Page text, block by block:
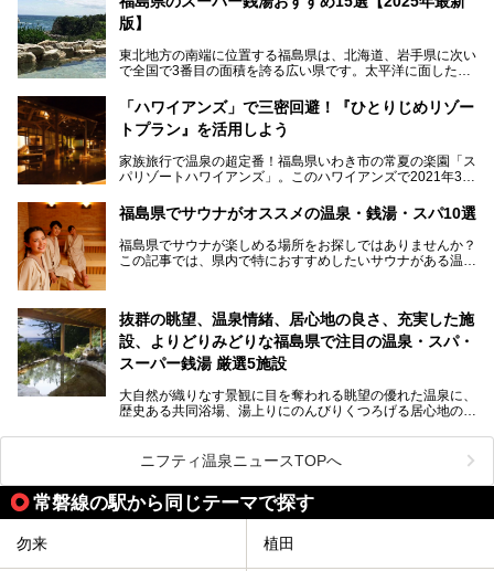
大浴場は「宙の湯」「棚雲の湯」の2つ。いずれも素晴らし
の郷土料理など夕朝食の美味しさも評判。人気のこのお宿の
過ごし方を徹底紹介いたします。
───
提供元：オリックス・ホテルマネジメント株式会社【PR】
この記事は会津東山温泉 御宿東鳳のPR記事です。
版】
東北地方の南端に位置する福島県は、北海道、岩手県に次い
で全国で3番目の面積を誇る広い県です。太平洋に面した
る「中通り」、磐梯山や猪苗代湖、五色沼、尾瀬湿原などが
ある「会津地方」まで、変化に富んだ自然を楽しめるのが魅
力です。
も良好で、首都圏からの週末旅行先としても人気の福島県。
そんな福島県でチェックしておきたい、評判のスーパー銭湯
「ハワイアンズ」で三密回避！『ひとりじめリゾー
トプラン』を活用しよう
家族旅行で温泉の超定番！福島県いわき市の常夏の楽園「ス
パリゾートハワイアンズ」。このハワイアンズで2021年3月
く温泉編」をスタートしました。
子供と一緒に安心して温泉に行きたい、そんな方にお役立ち
のこのプランをはじめとして、ハワイアンズの「ひとりじめ
リゾートプラン」の魅力をご紹介します。
福島県でサウナがオススメの温泉・銭湯・スパ10選
福島県でサウナが楽しめる場所をお探しではありませんか？
この記事では、県内で特におすすめしたいサウナがある温泉
「最近疲れが溜まってる。リフレッシュできる場所ないか
な？」
そんな方は、ぜひサウナに足を運んでみてくださいね。
抜群の眺望、温泉情緒、居心地の良さ、充実した施
設、よりどりみどりな福島県で注目の温泉・スパ・
スーパー銭湯 厳選5施設
大自然が織りなす景観に目を奪われる眺望の優れた温泉に、
歴史ある共同浴場、湯上りにのんびりくつろげる居心地のい
スーパー銭湯など、多種多様な温浴施設が割拠する福島県。
今回は、そんな福島県にある温浴施設のなかから、筆者が
「一度訪ねてみたい」と気になっている魅力的な施設を5件
ピックアップして紹介します。
※2021/07/21時点の情報です。
ニフティ温泉ニュースTOPへ
常磐線の駅から同じテーマで探す
勿来 植田